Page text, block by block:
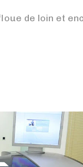
de loin et